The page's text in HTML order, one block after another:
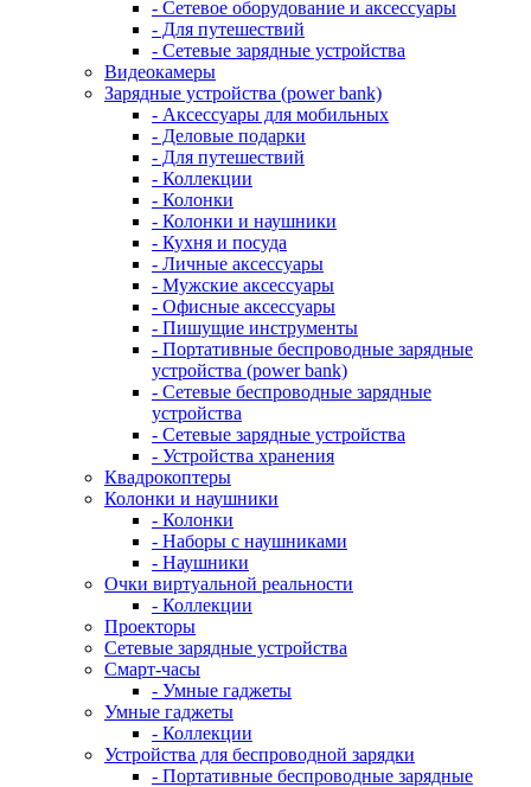
- Сетевое оборудование и аксессуары
- Для путешествий
- Сетевые зарядные устройства
Видеокамеры
Зарядные устройства (power bank)
- Аксессуары для мобильных
- Деловые подарки
- Для путешествий
- Коллекции
- Колонки
- Колонки и наушники
- Кухня и посуда
- Личные аксессуары
- Мужские аксессуары
- Офисные аксессуары
- Пишущие инструменты
- Портативные беспроводные зарядные
устройства (power bank)
- Сетевые беспроводные зарядные
устройства
- Сетевые зарядные устройства
- Устройства хранения
Квадрокоптеры
Колонки и наушники
- Колонки
- Наборы с наушниками
- Наушники
Очки виртуальной реальности
- Коллекции
Проекторы
Сетевые зарядные устройства
Смарт-часы
- Умные гаджеты
Умные гаджеты
- Коллекции
Устройства для беспроводной зарядки
- Портативные беспроводные зарядные